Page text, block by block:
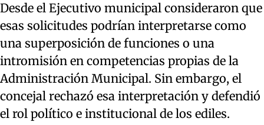
Desde el Ejecutivo municipal consideraron que
esas solicitudes podrían interpretarse como
una superposición de funciones o una
intromisión en competencias propias de la
Administración Municipal. Sin embargo, el
concejal rechazó esa interpretación y defendió
el rol político e institucional de los ediles.